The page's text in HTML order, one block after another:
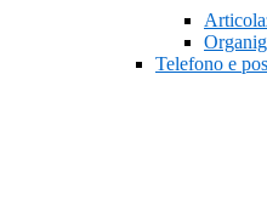
Telefono e